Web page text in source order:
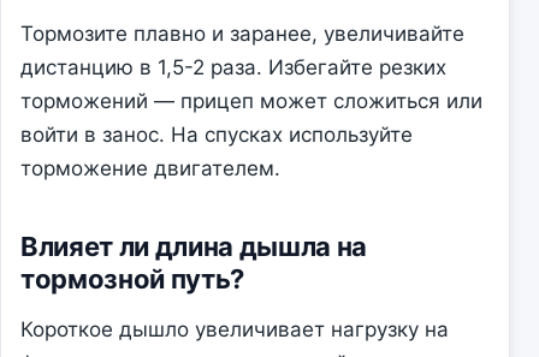
Тормозите плавно и заранее, увеличивайте
дистанцию в 1,5-2 раза. Избегайте резких
торможений — прицеп может сложиться или
войти в занос. На спусках используйте
торможение двигателем.
Влияет ли длина дышла на
тормозной путь?
Короткое дышло увеличивает нагрузку на